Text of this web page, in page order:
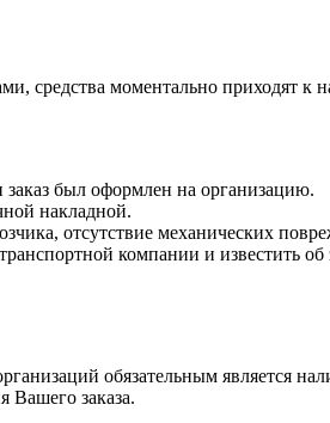
средства моментально приходят к
был оформлен на организацию.
накладной.
отсутствие механических
компании и известить об
обязательным является
Вашего заказа.